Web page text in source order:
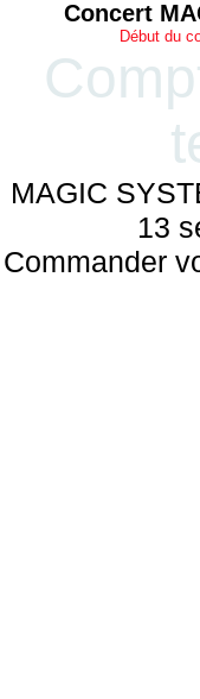
Concert
Début du
MAGIC
13
Commander